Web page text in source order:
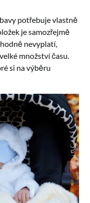
potřebuje vlastně
je samozřejmě
nevyplatí,
množství času.
si na výběru